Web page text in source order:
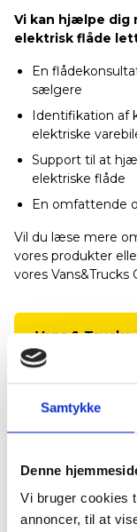
Samtykke
Denne
Vi bruger cookies
annoncer, til at
Vi kan hjælpe dig
elektrisk flåde
En
sælgere
Identifikation af
elektriske
Support til at
elektriske flåde
En omfattende
Vil du læse mere
vores produkter
vores Vans&Trucks
Vans & Trucks
Læs også